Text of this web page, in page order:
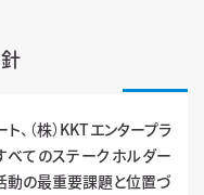
、（株）KKTエンタープラ
べてのステークホルダー
動の最重要課題と位置づ